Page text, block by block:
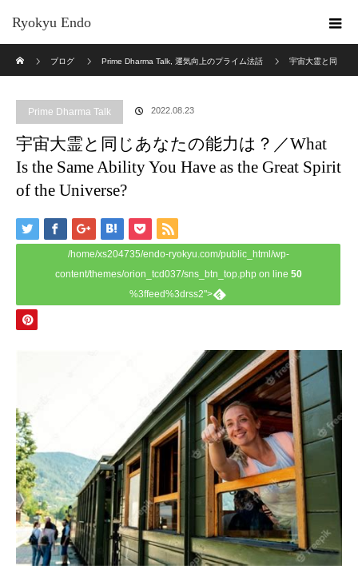
Ryokyu Endo
ブログ
Prime Dharma Talk 運気向上のプライム法話 宇宙大霊と同
Universe?
Prime Dharma Talk 2022.08.23
宇宙大霊と同じあなたの能力は？／What
Is the Same Ability You Have as the Great Spirit
of the Universe?
/home/xs204735/endo-ryokyu.com/public_html/wp-
content/themes/orion_tcd037/sns_btn_top.php on line 50
%3ffeed%3drss2">